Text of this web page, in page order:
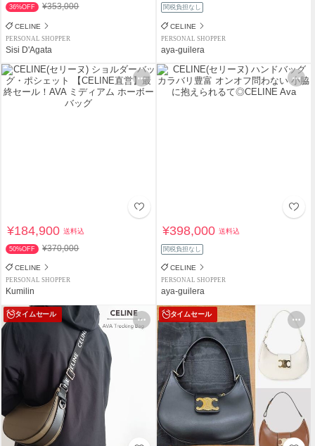
36%OFF ¥353,000
CELINE
PERSONAL SHOPPER
Sisi D'Agata
関税負担なし
CELINE
PERSONAL SHOPPER
aya-guilera
¥184,900送料込
50%OFF ¥370,000
CELINE
PERSONAL SHOPPER
Kumilin
¥398,000送料込
関税負担なし
CELINE
PERSONAL SHOPPER
aya-guilera
タイムセール タイムセール